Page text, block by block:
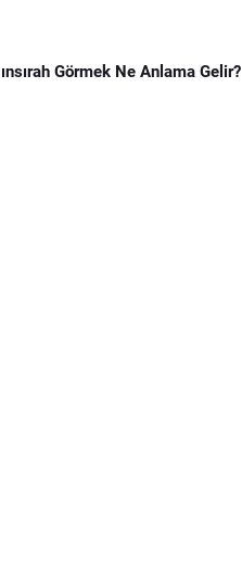
Görmek Ne Anlama Gelir?